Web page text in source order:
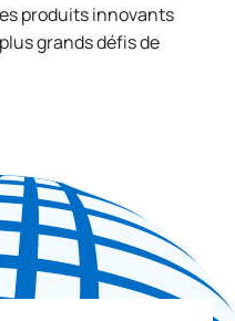
produits innovants
grands défis de